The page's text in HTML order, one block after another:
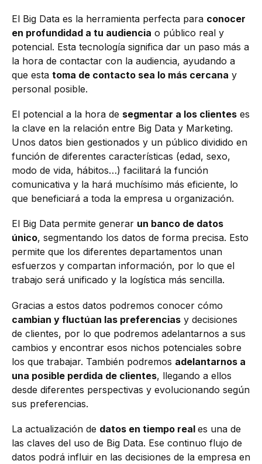
El Big Data es la herramienta perfecta para conocer
en profundidad a tu audiencia o público real y
potencial. Esta tecnología significa dar un paso más a
la hora de contactar con la audiencia, ayudando a
que esta toma de contacto sea lo más cercana y
personal posible.
El potencial a la hora de segmentar a los clientes es
la clave en la relación entre Big Data y Marketing.
Unos datos bien gestionados y un público dividido en
función de diferentes características (edad, sexo,
modo de vida, hábitos…) facilitará la función
comunicativa y la hará muchísimo más eficiente, lo
que beneficiará a toda la empresa u organización.
El Big Data permite generar un banco de datos
único, segmentando los datos de forma precisa. Esto
permite que los diferentes departamentos unan
esfuerzos y compartan información, por lo que el
trabajo será unificado y la logística más sencilla.
Gracias a estos datos podremos conocer cómo
cambian y fluctúan las preferencias y decisiones
de clientes, por lo que podremos adelantarnos a sus
cambios y encontrar esos nichos potenciales sobre
los que trabajar. También podremos adelantarnos a
una posible perdida de clientes, llegando a ellos
desde diferentes perspectivas y evolucionando según
sus preferencias.
La actualización de datos en tiempo real es una de
las claves del uso de Big Data. Ese continuo flujo de
datos podrá influir en las decisiones de la empresa en